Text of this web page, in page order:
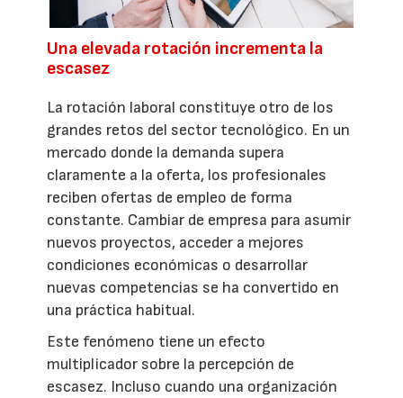
Una elevada rotación incrementa la
escasez
La rotación laboral constituye otro de los
grandes retos del sector tecnológico. En un
mercado donde la demanda supera
claramente a la oferta, los profesionales
reciben ofertas de empleo de forma
constante. Cambiar de empresa para asumir
nuevos proyectos, acceder a mejores
condiciones económicas o desarrollar
nuevas competencias se ha convertido en
una práctica habitual.
Este fenómeno tiene un efecto
multiplicador sobre la percepción de
escasez. Incluso cuando una organización